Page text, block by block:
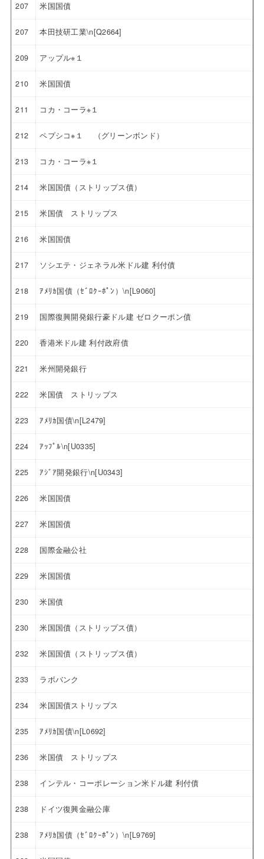
207 米国国債
207 本田技研工業\n[Q2664]
209 アップル※１
210 米国国債
211 コカ・コーラ※１
212 ペプシコ※１ （グリーンボンド）
213 コカ・コーラ※１
214 米国国債（ストリップス債）
215 米国債 ストリップス
216 米国国債
217 ソシエテ・ジェネラル米ドル建 利付債
218 ｱﾒﾘｶ国債（ｾﾞﾛｸｰﾎﾟﾝ）\n[L9060]
219 国際復興開発銀行豪ドル建 ゼロクーポン債
220 香港米ドル建 利付政府債
221 米州開発銀行
222 米国債 ストリップス
223 ｱﾒﾘｶ国債\n[L2479]
224 ｱｯﾌﾟﾙ\n[U0335]
225 ｱｼﾞｱ開発銀行\n[U0343]
226 米国国債
227 米国国債
228 国際金融公社
229 米国国債
230 米国債
230 米国国債（ストリップス債）
232 米国国債（ストリップス債）
233 ラボバンク
234 米国国債ストリップス
235 ｱﾒﾘｶ国債\n[L0692]
236 米国債 ストリップス
238 インテル・コーポレーション米ドル建 利付債
238 ドイツ復興金融公庫
238 ｱﾒﾘｶ国債（ｾﾞﾛｸｰﾎﾟﾝ）\n[L9769]